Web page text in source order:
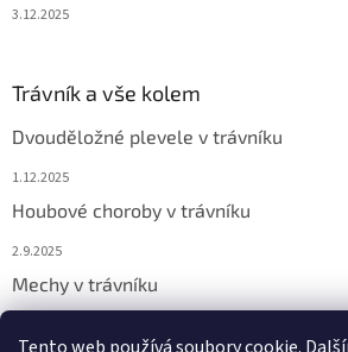
3.12.2025
Trávník a vše kolem
Dvouděložné plevele v trávníku
1.12.2025
Houbové choroby v trávníku
2.9.2025
Mechy v trávníku